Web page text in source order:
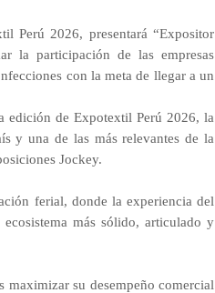
Perú 2026, presentará “Expositor
la participación de las empresas
con la meta de llegar a un
edición de Expotextil Perú 2026, la
y una de las más relevantes de la
Jockey.
ferial, donde la experiencia del
más sólido, articulado y
maximizar su desempeño comercial